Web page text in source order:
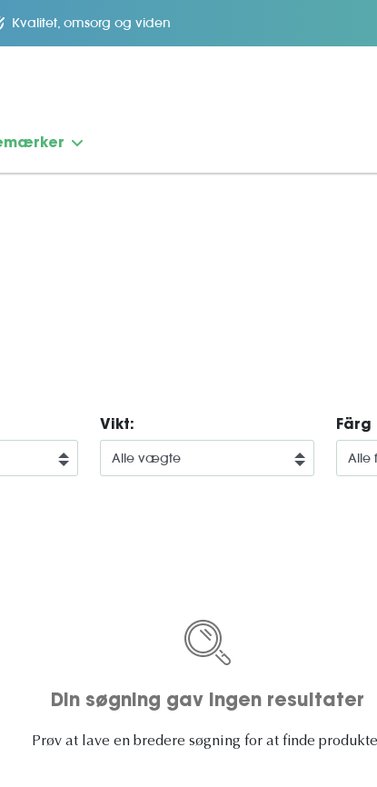
Kvalitet, omsorg og viden
Vikt: Färg
Din søgning gav ingen resultater
Prøv at lave en bredere søgning for at finde